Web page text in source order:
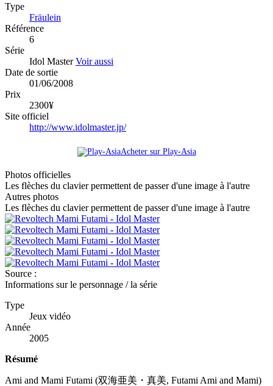
Type
Fräulein
Référence
6
Série
Idol MasterVoir aussi
Date de sortie
01/06/2008
Prix
2300¥
Site officiel
http://www.idolmaster.jp/
Acheter sur Play-Asia
Photos officielles
Les flèches du clavier permettent de passer d'une image à l'autre
Autres photos
Les flèches du clavier permettent de passer d'une image à l'autre
Source :
Informations sur le personnage / la série
Type
Jeux vidéo
Année
2005
Résumé
Ami and Mami Futami (双海亜美・真美, Futami Ami and Mami)